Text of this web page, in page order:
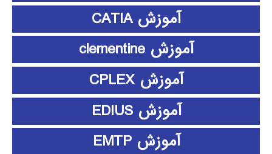
آموزش CATIA
آموزش clementine
آموزش CPLEX
آموزش EDIUS
آموزش EMTP